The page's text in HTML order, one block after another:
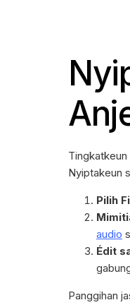
Tingkatkeun
Nyiptakeun
Pilih
audio
Édit
Panggihan